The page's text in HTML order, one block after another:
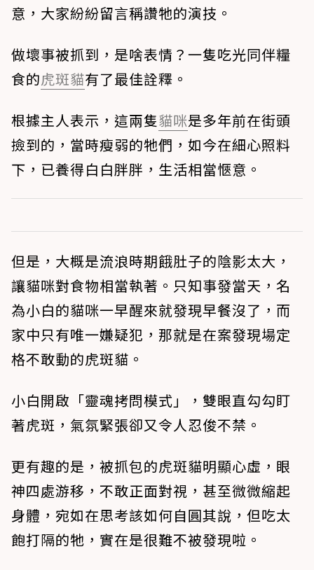
意，大家紛紛留言稱讚牠的演技。
做壞事被抓到，是啥表情？一隻吃光同伴糧
食的虎斑貓有了最佳詮釋。
根據主人表示，這兩隻貓咪是多年前在街頭
撿到的，當時瘦弱的牠們，如今在細心照料
下，已養得白白胖胖，生活相當愜意。
但是，大概是流浪時期餓肚子的陰影太大，
讓貓咪對食物相當執著。只知事發當天，名
為小白的貓咪一早醒來就發現早餐沒了，而
家中只有唯一嫌疑犯，那就是在案發現場定
格不敢動的虎斑貓。
小白開啟「靈魂拷問模式」，雙眼直勾勾盯
著虎斑，氣氛緊張卻又令人忍俊不禁。
更有趣的是，被抓包的虎斑貓明顯心虛，眼
神四處游移，不敢正面對視，甚至微微縮起
身體，宛如在思考該如何自圓其說，但吃太
飽打隔的牠，實在是很難不被發現啦。